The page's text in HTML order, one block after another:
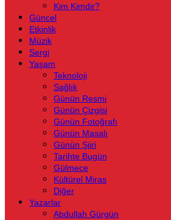
Kim Kimdir?
Güncel
Etkinlik
Müzik
Sergi
Yaşam
Teknoloji
Sağlık
Günün Resmi
Günün Çizgisi
Günün Fotoğrafı
Günün Masalı
Günün Şiiri
Tarihte Bugün
Gülmece
Kültürel Miras
Diğer
Yazarlar
Abdullah Gürgün